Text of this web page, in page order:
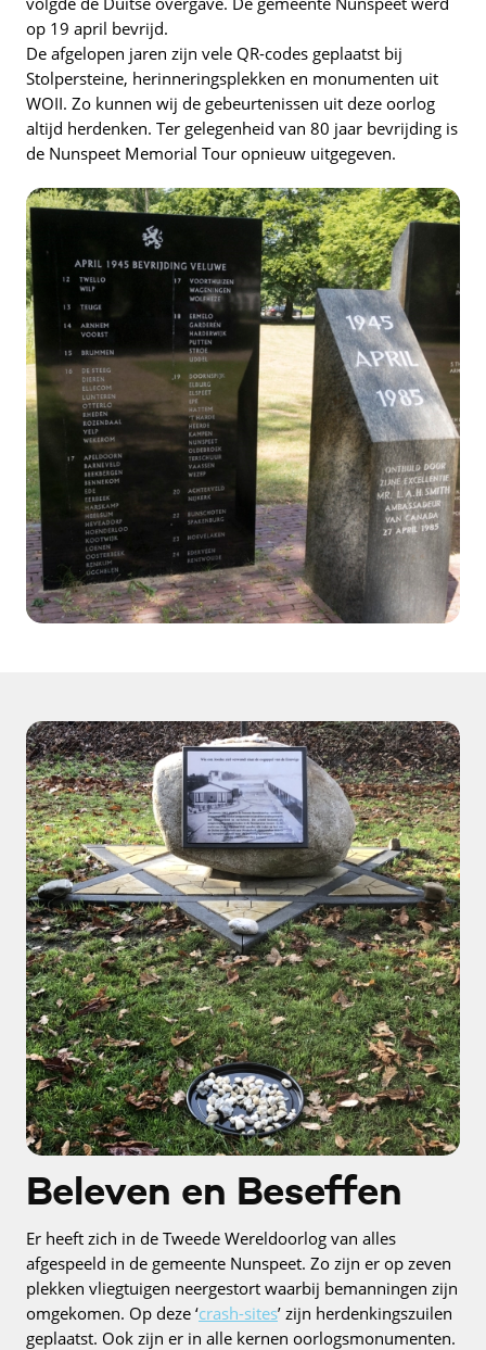
op 19 april bevrijd.
De afgelopen jaren zijn vele QR-codes geplaatst bij
Stolpersteine, herinneringsplekken en monumenten uit
WOII. Zo kunnen wij de gebeurtenissen uit deze oorlog
altijd herdenken. Ter gelegenheid van 80 jaar bevrijding is
de Nunspeet Memorial Tour opnieuw uitgegeven.
Beleven en Beseffen
Er heeft zich in de Tweede Wereldoorlog van alles
afgespeeld in de gemeente Nunspeet. Zo zijn er op zeven
plekken vliegtuigen neergestort waarbij bemanningen zijn
omgekomen. Op deze ‘crash-sites’ zijn herdenkingszuilen
geplaatst. Ook zijn er in alle kernen oorlogsmonumenten.